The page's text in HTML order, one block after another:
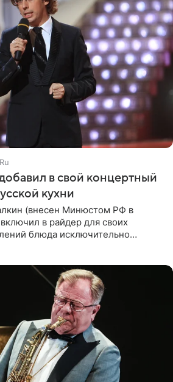
в свой концертный
кухни
(внесен Минюстом РФ в
в райдер для своих
блюда исключительно